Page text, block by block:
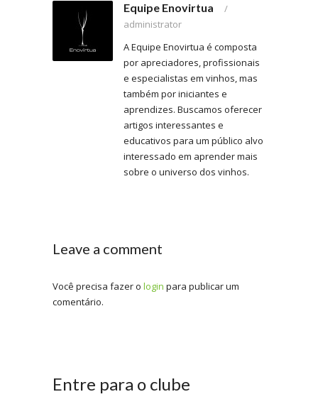
Equipe Enovirtua
/
administrator
A Equipe Enovirtua é composta
por apreciadores, profissionais
e especialistas em vinhos, mas
também por iniciantes e
aprendizes. Buscamos oferecer
artigos interessantes e
educativos para um público alvo
interessado em aprender mais
sobre o universo dos vinhos.
Leave a comment
Você precisa fazer o login para publicar um
comentário.
Entre para o clube